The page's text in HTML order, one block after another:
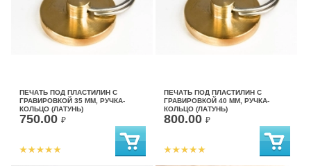
ПЕЧАТЬ ПОД ПЛАСТИЛИН С
ГРАВИРОВКОЙ 35 ММ, РУЧКА-
КОЛЬЦО (ЛАТУНЬ)
750.00 ₽
ПЕЧАТЬ ПОД ПЛАСТИЛИН С
ГРАВИРОВКОЙ 40 ММ, РУЧКА-
КОЛЬЦО (ЛАТУНЬ)
800.00 ₽